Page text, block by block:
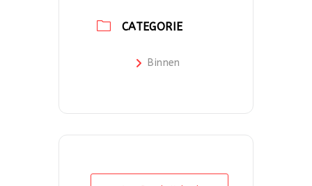
CATEGORIE
Binnen